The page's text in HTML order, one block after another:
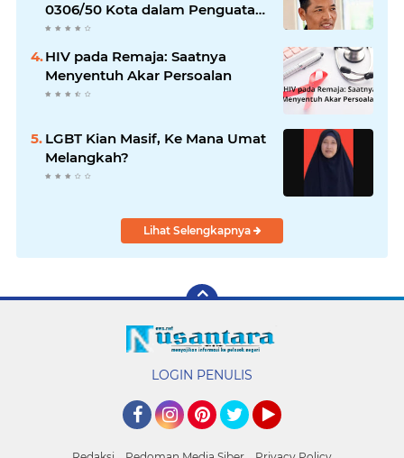
0306/50 Kota dalam Penguatan
Mitigasi dan Penanganan
Bencana
HIV pada Remaja: Saatnya
Menyentuh Akar Persoalan
LGBT Kian Masif, Ke Mana Umat
Melangkah?
Lihat Selengkapnya
LOGIN PENULIS